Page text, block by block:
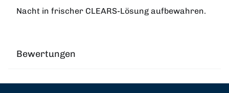
Nacht in frischer CLEARS-Lösung aufbewahren.
Bewertungen